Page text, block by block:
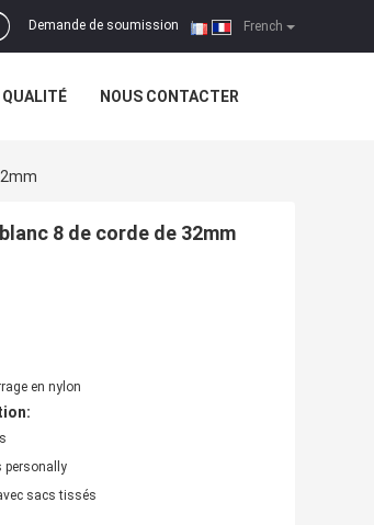
French
Demande de soumission |
NOUS CONTACTER
8 de corde de 32mm
en nylon
personally
sacs tissés